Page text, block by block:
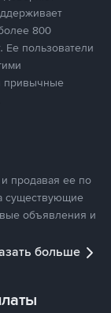
800
пользователи
привычные
продавая ее по
существующие
объявления и
больше